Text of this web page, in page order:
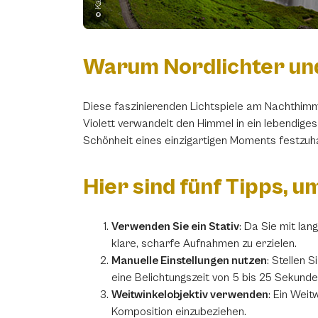
Warum Nordlichter
Diese faszinierenden Lichtspiele am
Violett verwandelt den Himmel in ein
Schönheit eines einzigartigen Moments
Hier sind fünf Tipps,
Verwenden Sie ein Stativ: Da Sie mit
klare, scharfe Aufnahmen zu erzielen.
Manuelle Einstellungen nutzen: Stellen
eine Belichtungszeit von 5 bis 25
Weitwinkelobjektiv verwenden: Ein
Komposition einzubeziehen.